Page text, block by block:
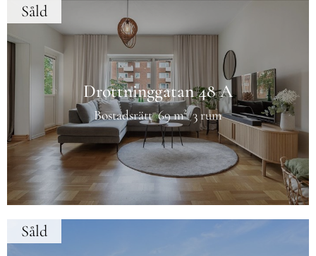
Drottninggatan 48 A
Bostadsrätt 69 m² 3 rum
Såld
Såld